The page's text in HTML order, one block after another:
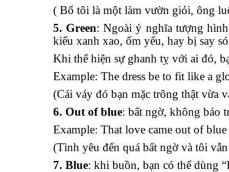
( Bố tôi là một làm vườn giỏi, ông
5. Green: Ngoài ý nghĩa tượng
kiểu xanh xao, ốm yếu, hay bị say
Khi thể hiện sự ghanh tỵ với ai đó,
Example: The dress be to fit like a
(Cái váy đó bạn mặc trông thật vừa
6. Out of blue: bất ngờ, không báo
Example: That love came out of
(Tình yêu đến quá bất ngờ và tôi
7. Blue: khi buồn, bạn có thể dùng